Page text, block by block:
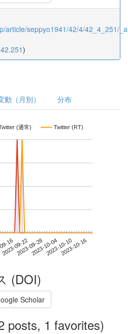
article/seppyo1941/42/4/42_4_251/
)
動（月別） 分布
(通常) Twitter (RT)
16
2023-09-222023-09-282023-10-042023-10-102023-10-16
(DOI)
Scholar
posts, 1 favorites)